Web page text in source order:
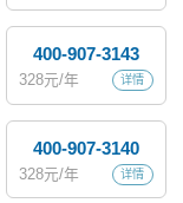
400-907-3143
详情
328元/年
400-907-3140
详情
328元/年